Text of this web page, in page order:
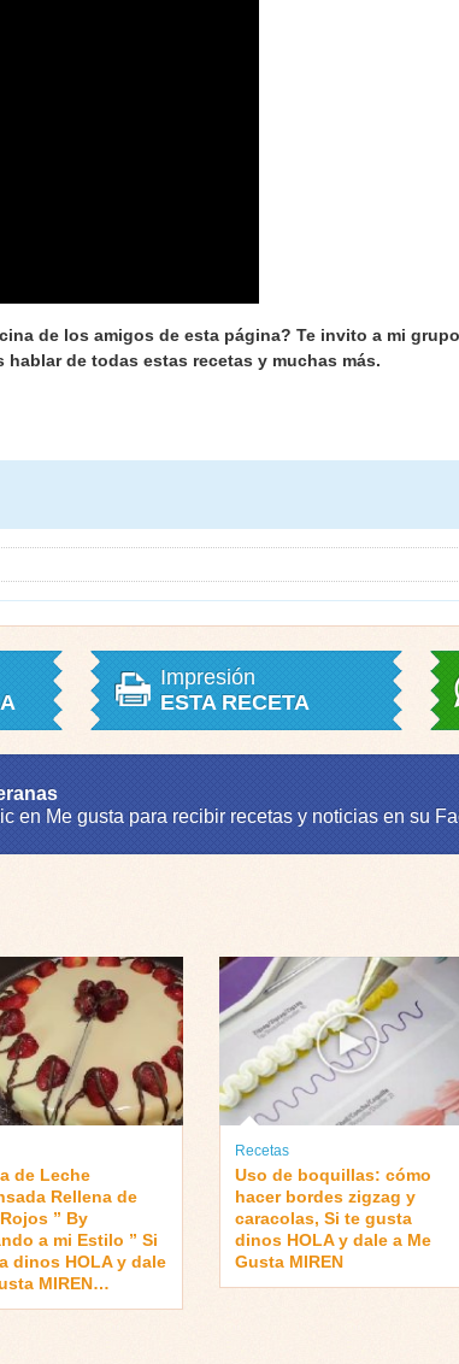
de los amigos de esta página? Te invito a mi
hablar de todas estas recetas y muchas más.
Impresión
ESTA RECETA
en Me gusta para recibir recetas y noticias en su
de Leche
Rellena de
” By
a mi Estilo ” Si
dinos HOLA y dale
MIREN…
Recetas
Uso de boquillas: cómo
hacer bordes zigzag y
caracolas, Si te gusta
dinos HOLA y dale a Me
Gusta MIREN